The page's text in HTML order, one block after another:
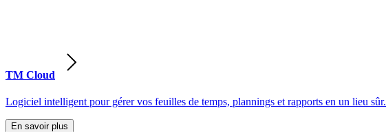
TM Cloud
Logiciel intelligent pour gérer vos feuilles de temps, plannings et rapports en un lieu sûr.
En savoir plus